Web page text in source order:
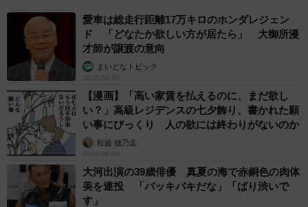
愛車は総走行距離17万キロのホンダレジェン
ド 「どなたか欲しい方が居たら」 大御所漫
才師が譲渡の意向
まいどなトピック
2026.08.06
【漫画】「高い家賃を払えるのに、まだ欲し
い？」高級レジデンスの七夕飾り、書かれた願
い事にびっくり 人の欲には終わりがないのか
松波 穂乃圭
2026.08.06
大河出演の39歳俳優 真夏の海で赤銅色の肉体
美を連投 「バッキバキだな」「ばり渋いで
す」